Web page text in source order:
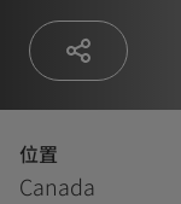
位置
Canada